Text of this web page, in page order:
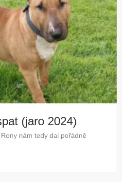
(jaro 2024)
nám tedy dal pořádně